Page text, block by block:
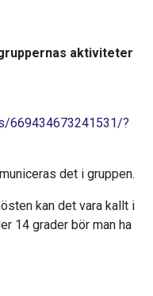
aktiviteter
669434673241531/?
det i gruppen.
kan det vara kallt i
14 grader bör man ha